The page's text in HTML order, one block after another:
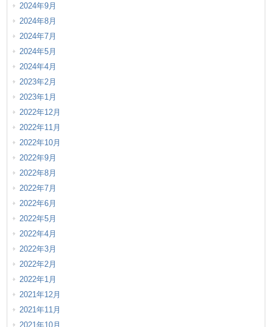
2024年9月
2024年8月
2024年7月
2024年5月
2024年4月
2023年2月
2023年1月
2022年12月
2022年11月
2022年10月
2022年9月
2022年8月
2022年7月
2022年6月
2022年5月
2022年4月
2022年3月
2022年2月
2022年1月
2021年12月
2021年11月
2021年10月